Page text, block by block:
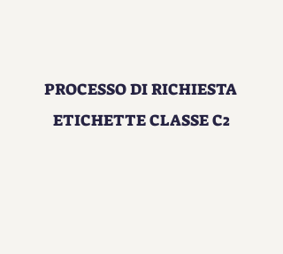
PROCESSO DI RICHIESTA
ETICHETTE CLASSE C2